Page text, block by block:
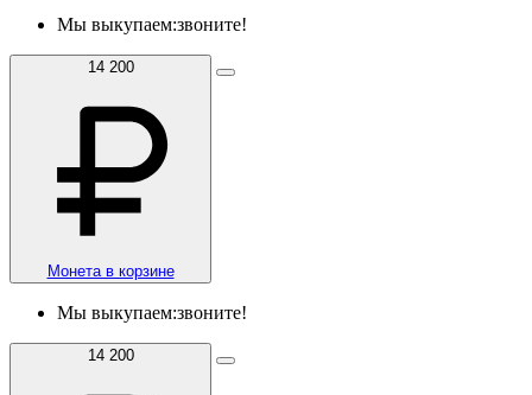
Мы выкупаем:звоните!
14 200
Монета в корзине
Мы выкупаем:звоните!
14 200